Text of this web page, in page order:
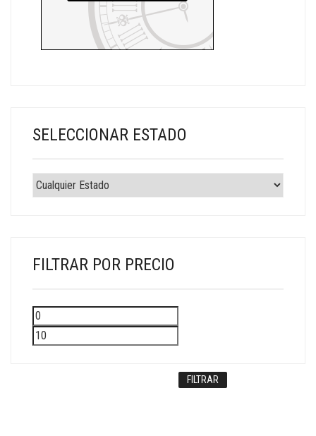
SELECCIONAR ESTADO
FILTRAR POR PRECIO
Precio
mínimo
máximo
FILTRAR